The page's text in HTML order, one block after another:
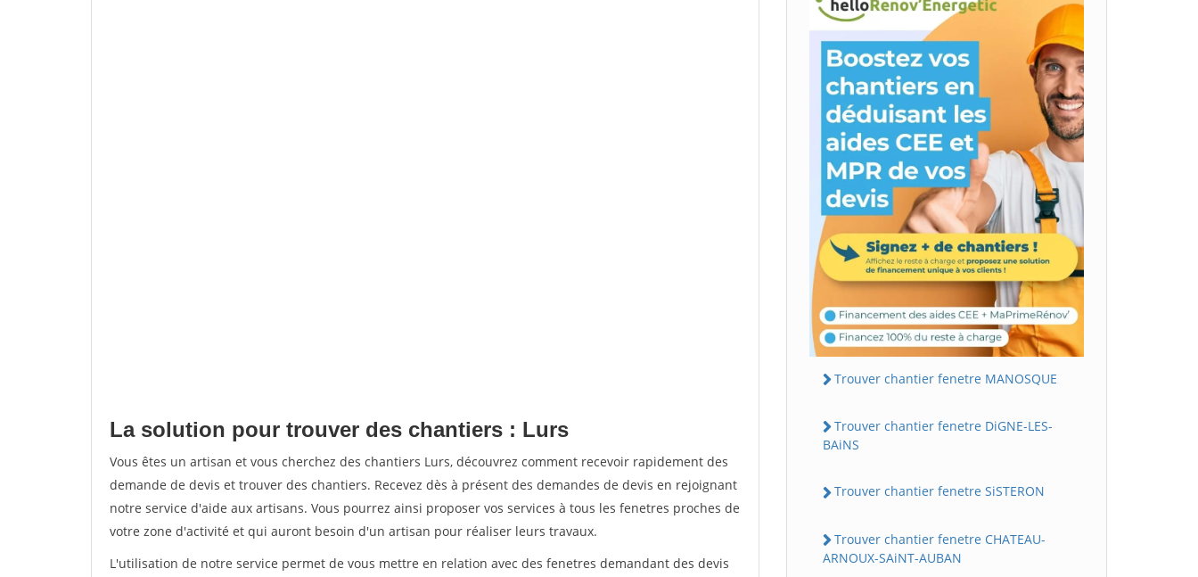
La solution pour trouver des chantiers : Lurs
Vous êtes un artisan et vous cherchez des chantiers Lurs, découvrez comment recevoir rapidement des
demande de devis et trouver des chantiers. Recevez dès à présent des demandes de devis en rejoignant
notre service d'aide aux artisans. Vous pourrez ainsi proposer vos services à tous les fenetres proches de
votre zone d'activité et qui auront besoin d'un artisan pour réaliser leurs travaux.
L'utilisation de notre service permet de vous mettre en relation avec des fenetres demandant des devis
Trouver chantier fenetre MANOSQUE
Trouver chantier fenetre DiGNE-LES-
BAiNS
Trouver chantier fenetre SiSTERON
Trouver chantier fenetre CHATEAU-
ARNOUX-SAiNT-AUBAN